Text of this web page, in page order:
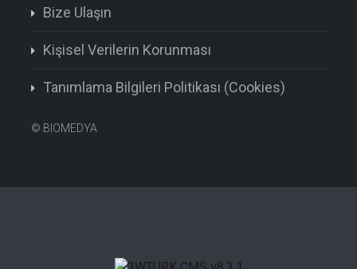
Bize Ulaşın
Kişisel Verilerin Korunması
Tanımlama Bilgileri Politikası (Cookies)
© BIOMEDYA